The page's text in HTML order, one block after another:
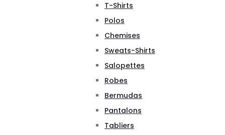
T-Shirts
Polos
Chemises
Sweats-Shirts
Salopettes
Robes
Bermudas
Pantalons
Tabliers